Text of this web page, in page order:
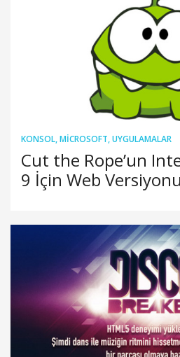
KONSOL,MICROSOFT,UYGULAMALAR
Cut the Rope’un
9 İçin Web Versiyonu